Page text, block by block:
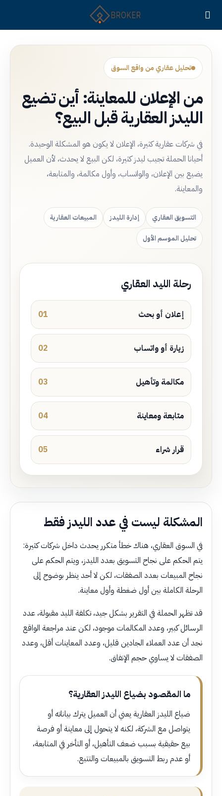
تحليل عقاري من واقع السوق
من الإعلان للمعاينة: أين تضيع
الليدز العقارية قبل البيع؟
في شركات عقارية كثيرة، الإعلان لا يكون هو المشكلة الوحيدة.
أحيانا الحملة تجيب ليدز كثيرة، لكن البيع لا يحدث، لأن العميل
يضيع بين الإعلان، والواتساب، وأول مكالمة، والمتابعة،
والمعاينة.
التسويق العقاري إدارة الليدز المبيعات العقارية
تحليل الموسم الأول
رحلة الليد العقاري
إعلان أو بحث 01
زيارة أو واتساب 02
مكالمة وتأهيل 03
متابعة ومعاينة 04
قرار شراء 05
المشكلة ليست في عدد الليدز فقط
في السوق العقاري، هناك خطأ متكرر يحدث داخل شركات كثيرة:
يتم الحكم على نجاح التسويق بعدد الليدز، ويتم الحكم على
نجاح المبيعات بعدد الصفقات، لكن لا أحد ينظر بوضوح إلى
الرحلة الكاملة بين أول ضغطة وأول معاينة.
قد تظهر الحملة في التقرير بشكل جيد، تكلفة الليد مقبولة، عدد
الرسائل كبير، وعدد المكالمات موجود، لكن عند مراجعة الواقع
نجد أن عدد العملاء الجادين قليل، وعدد المعاينات أقل، وعدد
الصفقات لا يساوي حجم الإنفاق.
ما المقصود بضياع الليدز العقارية؟
ضياع الليدز العقارية يعني أن العميل يترك بياناته أو
يتواصل مع الشركة، لكنه لا يتحول إلى معاينة أو فرصة
بيع حقيقية بسبب ضعف التأهيل، أو التأخر في المتابعة،
أو عدم ربط التسويق بالمبيعات والتتبع.